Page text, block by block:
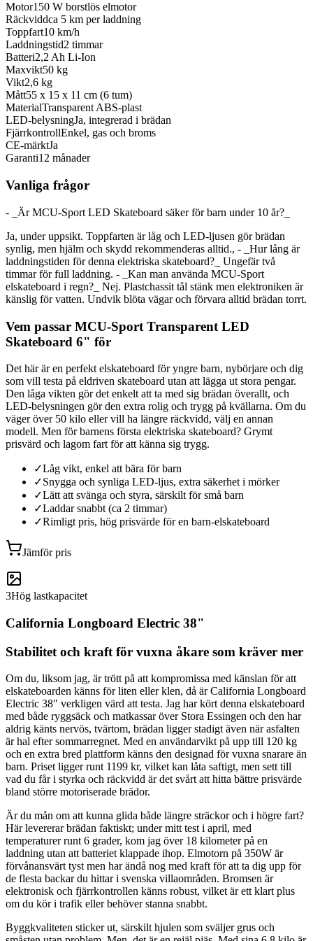
Motor150 W borstlös elmotor
Räckviddca 5 km per laddning
Toppfart10 km/h
Laddningstid2 timmar
Batteri2,2 Ah Li-Ion
Maxvikt50 kg
Vikt2,6 kg
Mått55 x 15 x 11 cm (6 tum)
MaterialTransparent ABS-plast
LED-belysningJa, integrerad i brädan
FjärrkontrollEnkel, gas och broms
CE-märktJa
Garanti12 månader
Vanliga frågor
- _Är MCU-Sport LED Skateboard säker för barn under 10 år?_
Ja, under uppsikt. Toppfarten är låg och LED-ljusen gör brädan
synlig, men hjälm och skydd rekommenderas alltid., - _Hur lång är
laddningstiden för denna elektriska skateboard?_ Ungefär två
timmar för full laddning. - _Kan man använda MCU-Sport
elskateboard i regn?_ Nej. Plastchassit tål stänk men elektroniken är
känslig för vatten. Undvik blöta vägar och förvara alltid brädan torrt.
Vem passar MCU-Sport Transparent LED
Skateboard 6" för
Det här är en perfekt elskateboard för yngre barn, nybörjare och dig
som vill testa på eldriven skateboard utan att lägga ut stora pengar.
Den låga vikten gör det enkelt att ta med sig brädan överallt, och
LED-belysningen gör den extra rolig och trygg på kvällarna. Om du
väger över 50 kilo eller vill ha längre räckvidd, välj en annan
modell. Men för barnens första elektriska skateboard? Grymt
prisvärd och lagom fart för att känna sig trygg.
✓Låg vikt, enkel att bära för barn
✓Snygga och synliga LED-ljus, extra säkerhet i mörker
✓Lätt att svänga och styra, särskilt för små barn
✓Laddar snabbt (ca 2 timmar)
✓Rimligt pris, hög prisvärde för en barn-elskateboard
Jämför pris
3Hög lastkapacitet
California Longboard Electric 38"
Stabilitet och kraft för vuxna åkare som kräver mer
Om du, liksom jag, är trött på att kompromissa med känslan för att
elskateboarden känns för liten eller klen, då är California Longboard
Electric 38" verkligen värd att testa. Jag har kört denna elskateboard
med både ryggsäck och matkassar över Stora Essingen och den har
aldrig känts nervös, tvärtom, brädan ligger stadigt även när asfalten
är hal efter sommarregnet. Med en användarvikt på upp till 120 kg
och en extra bred plattform känns den designad för vuxna snarare än
barn. Priset ligger runt 1199 kr, vilket kan låta saftigt, men sett till
vad du får i styrka och räckvidd är det svårt att hitta bättre prisvärde
bland större motoriserade brädor.
Är du mån om att kunna glida både längre sträckor och i högre fart?
Här levererar brädan faktiskt; under mitt test i april, med
temperaturer runt 6 grader, kom jag över 18 kilometer på en
laddning utan att batteriet klappade ihop. Elmotorn på 350W är
förvånansvärt tyst men har ändå nog med kraft för att ta dig upp för
de flesta backar du hittar i svenska villaområden. Bromsen är
elektronisk och fjärrkontrollen känns robust, vilket är ett klart plus
om du kör i trafik eller behöver stanna snabbt.
Byggkvaliteten sticker ut, särskilt hjulen som sväljer grus och